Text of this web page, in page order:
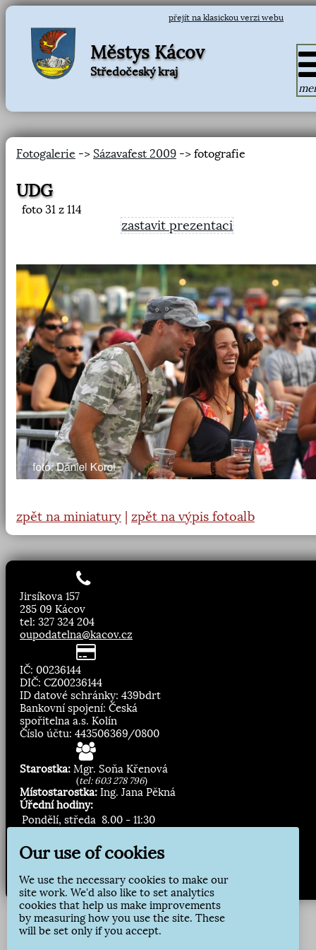
přejít na klasickou verzi webu
Městys Kácov
Středočeský kraj
Fotogalerie -> Sázavafest 2009 -> fotografie
UDG
foto 31 z 114
zastavit prezentaci
zpět na miniatury zpět na výpis fotoalb
Jirsíkova 157
285 09 Kácov
tel: 327 324 204
oupodatelna@kacov.cz
IČ: 00236144
DIČ: CZ00236144
ID datové schránky: 439bdrt
Bankovní spojení: Česká
spořitelna a.s. Kolín
Číslo účtu: 443506369/0800
Starostka: Mgr. Soňa Křenová
(tel: 603 278 796)
Místostarostka: Ing. Jana Pěkná
Úřední hodiny:
Pondělí, středa 8.00 - 11:30
Zasílání novinek:
Přihlásit odběr
Our use of cookies
We use the necessary cookies to make our
site work. We'd also like to set analytics
cookies that help us make improvements
by measuring how you use the site. These
will be set only if you accept.